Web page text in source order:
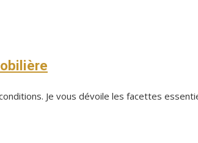
Je vous dévoile les facettes